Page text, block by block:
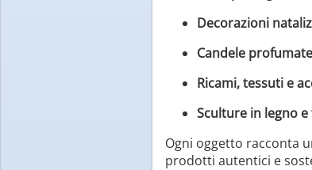
Decorazioni
Candele
Ricami, tessuti e
Sculture in legno
Ogni oggetto racconta
prodotti autentici e